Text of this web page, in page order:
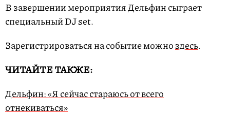
В завершении мероприятия Дельфин сыграет
специальный DJ set.
Зарегистрироваться на событие можноздесь.
ЧИТАЙТЕ ТАКЖЕ:
Дельфин: «Я сейчас стараюсь от всего
отнекиваться»